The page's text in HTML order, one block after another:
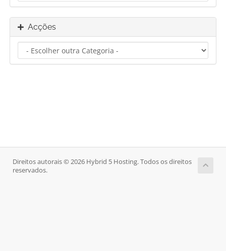
Acções
Direitos autorais © 2026 Hybrid 5 Hosting. Todos os direitos
reservados.